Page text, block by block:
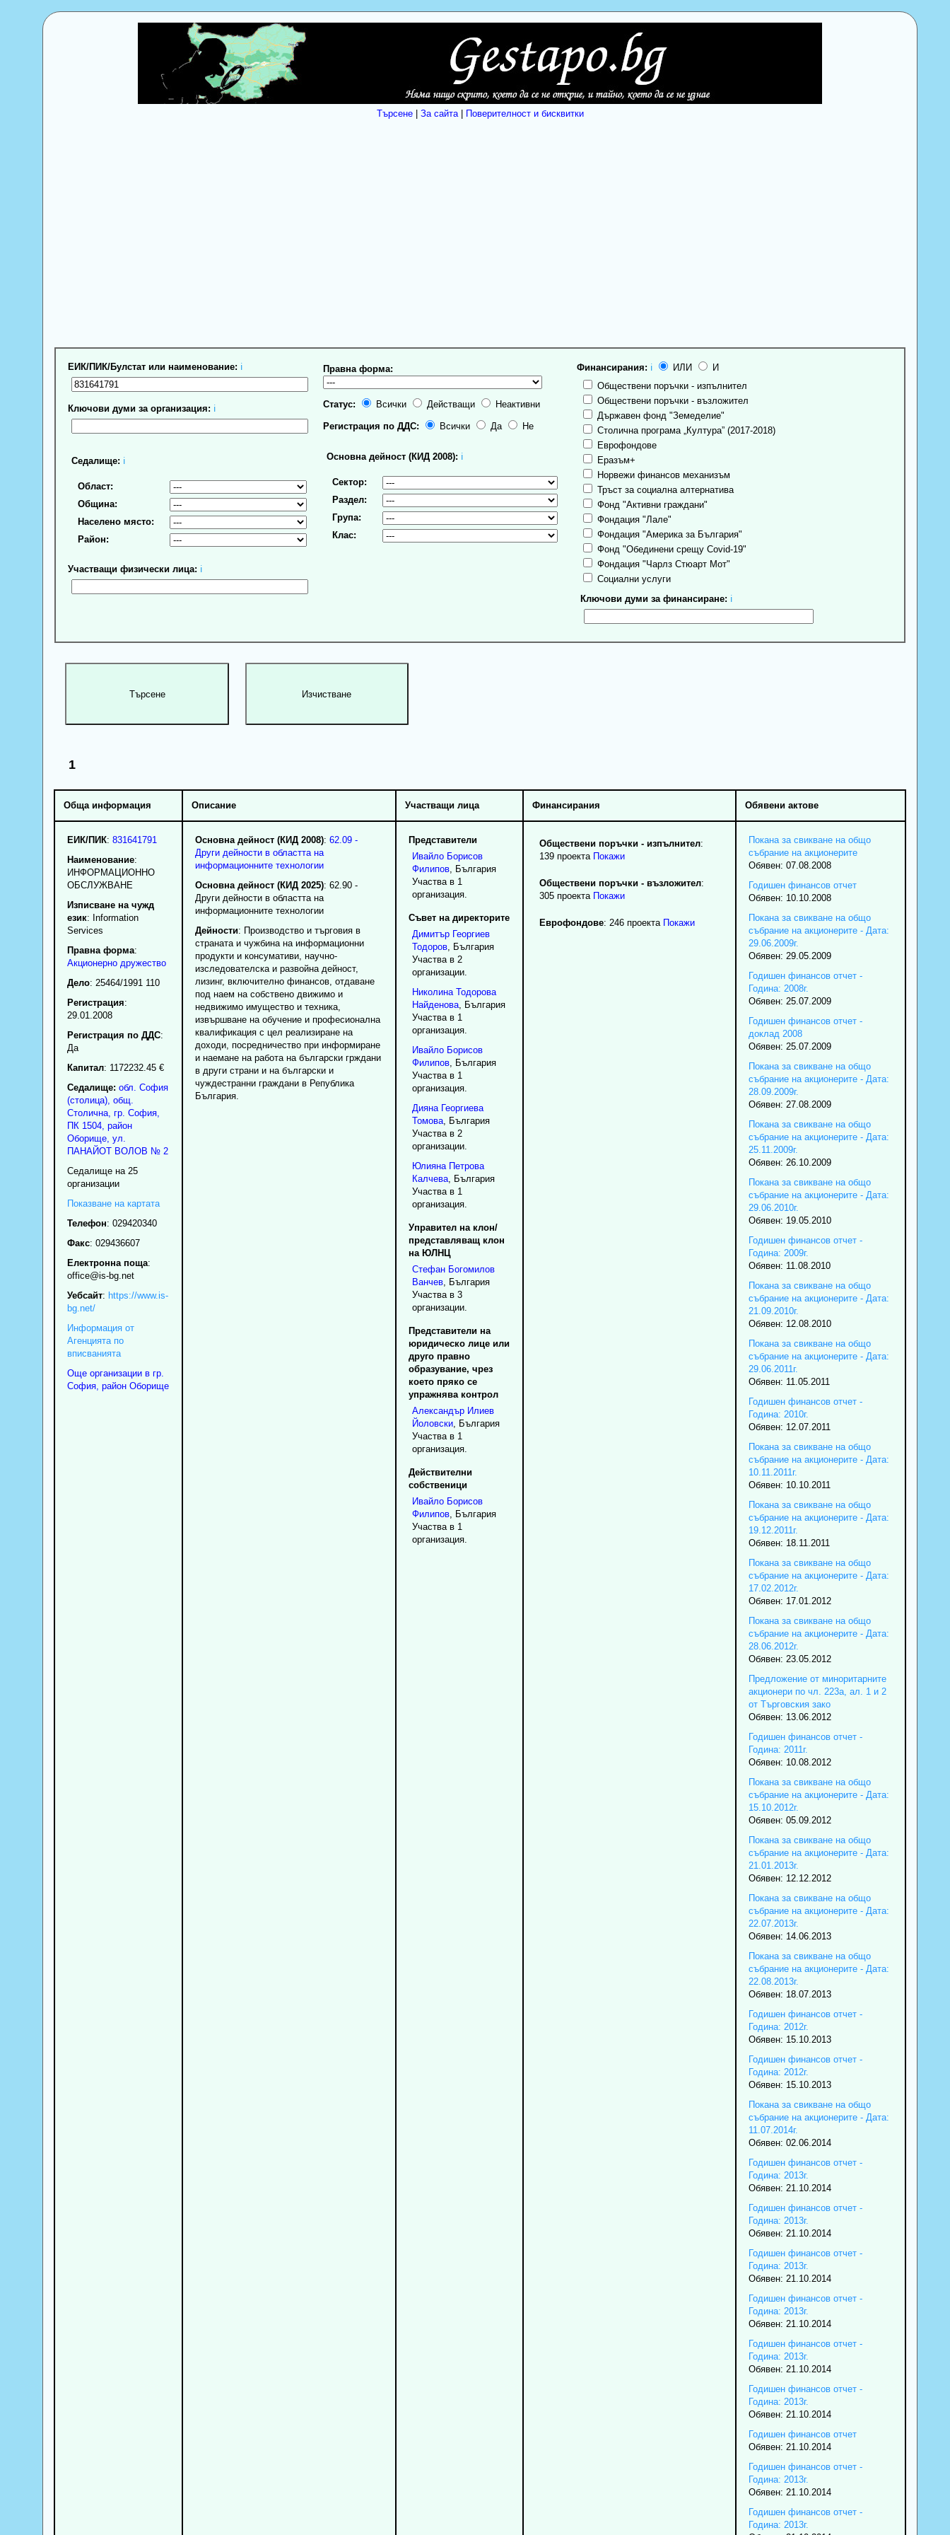
Търсене| За сайта| Поверителност и бисквитки
ЕИК/ПИК/Булстат или наименование: ℹ
Ключови думи за организация: ℹ
Седалище: ℹ
Област:
Община:
Населено място:
Район:
Участващи физически лица: ℹ
Правна форма:
Статус: Всички Действащи Неактивни
Регистрация по ДДС: Всички Да Не
Основна дейност (КИД 2008): ℹ
Сектор:
Раздел:
Група:
Клас:
Финансирания: ℹ ИЛИ
И
Обществени поръчки - изпълнител
Обществени поръчки - възложител
Държавен фонд "Земеделие"
Столична програма „Култура” (2017-2018)
Еврофондове
Еразъм+
Норвежи финансов механизъм
Тръст за социална алтернатива
Фонд "Активни граждани"
Фондация "Лале"
Фондация "Америка за България"
Фонд "Обединени срещу Covid-19"
Фондация "Чарлз Стюарт Мот"
Социални услуги
Ключови думи за финансиране: ℹ
1
Обща информация Описание Участващи лица Финансирания Обявени актове
ЕИК/ПИК: 831641791
Наименование:
ИНФОРМАЦИОННО
ОБСЛУЖВАНЕ
Изписване на чужд
език: Information
Services
Правна форма:
Акционерно дружество
Дело: 25464/1991 110
Регистрация:
29.01.2008
Регистрация по ДДС:
Да
Капитал: 1172232.45 €
Седалище: обл. София
(столица), общ.
Столична, гр. София,
ПК 1504, район
Оборище, ул.
ПАНАЙОТ ВОЛОВ № 2
Седалище на 25
организации
Показване на картата
Телефон: 029420340
Факс: 029436607
Електронна поща:
office@is-bg.net
Уебсайт: https://www.is-
bg.net/
Информация от
Агенцията по
вписванията
Още организации в гр.
София, район Оборище
Основна дейност (КИД 2008): 62.09 -
Други дейности в областта на
информационните технологии
Основна дейност (КИД 2025): 62.90 -
Други дейности в областта на
информационните технологии
Дейности: Производство и търговия в
страната и чужбина на информационни
продукти и консумативи, научно-
изследователска и развойна дейност,
лизинг, включително финансов, отдаване
под наем на собствено движимо и
недвижимо имущество и техника,
извършване на обучение и професионална
квалификация с цел реализиране на
доходи, посредничество при информиране
и наемане на работа на български грждани
в други страни и на български и
чуждестранни граждани в Република
България.
Представители
Ивайло Борисов
Филипов, България
Участва в 1
организация.
Съвет на директорите
Димитър Георгиев
Тодоров, България
Участва в 2
организации.
Николина Тодорова
Найденова, България
Участва в 1
организация.
Ивайло Борисов
Филипов, България
Участва в 1
организация.
Дияна Георгиева
Томова, България
Участва в 2
организации.
Юлияна Петрова
Калчева, България
Участва в 1
организация.
Управител на клон/
представляващ клон
на ЮЛНЦ
Стефан Богомилов
Ванчев, България
Участва в 3
организации.
Представители на
юридическо лице или
друго правно
образувание, чрез
което пряко се
упражнява контрол
Александър Илиев
Йоловски, България
Участва в 1
организация.
Действителни
собственици
Ивайло Борисов
Филипов, България
Участва в 1
организация.
Обществени поръчки - изпълнител:
139 проекта Покажи
Обществени поръчки - възложител:
305 проекта Покажи
Еврофондове: 246 проекта Покажи
Покана за свикване на общо
събрание на акционерите
Обявен: 07.08.2008
Годишен финансов отчет
Обявен: 10.10.2008
Покана за свикване на общо
събрание на акционерите - Дата:
29.06.2009г.
Обявен: 29.05.2009
Годишен финансов отчет -
Година: 2008г.
Обявен: 25.07.2009
Годишен финансов отчет -
доклад 2008
Обявен: 25.07.2009
Покана за свикване на общо
събрание на акционерите - Дата:
28.09.2009г.
Обявен: 27.08.2009
Покана за свикване на общо
събрание на акционерите - Дата:
25.11.2009г.
Обявен: 26.10.2009
Покана за свикване на общо
събрание на акционерите - Дата:
29.06.2010г.
Обявен: 19.05.2010
Годишен финансов отчет -
Година: 2009г.
Обявен: 11.08.2010
Покана за свикване на общо
събрание на акционерите - Дата:
21.09.2010г.
Обявен: 12.08.2010
Покана за свикване на общо
събрание на акционерите - Дата:
29.06.2011г.
Обявен: 11.05.2011
Годишен финансов отчет -
Година: 2010г.
Обявен: 12.07.2011
Покана за свикване на общо
събрание на акционерите - Дата:
10.11.2011г.
Обявен: 10.10.2011
Покана за свикване на общо
събрание на акционерите - Дата:
19.12.2011г.
Обявен: 18.11.2011
Покана за свикване на общо
събрание на акционерите - Дата:
17.02.2012г.
Обявен: 17.01.2012
Покана за свикване на общо
събрание на акционерите - Дата:
28.06.2012г.
Обявен: 23.05.2012
Предложение от миноритарните
акционери по чл. 223а, ал. 1 и 2
от Търговския зако
Обявен: 13.06.2012
Годишен финансов отчет -
Година: 2011г.
Обявен: 10.08.2012
Покана за свикване на общо
събрание на акционерите - Дата:
15.10.2012г.
Обявен: 05.09.2012
Покана за свикване на общо
събрание на акционерите - Дата:
21.01.2013г.
Обявен: 12.12.2012
Покана за свикване на общо
събрание на акционерите - Дата:
22.07.2013г.
Обявен: 14.06.2013
Покана за свикване на общо
събрание на акционерите - Дата:
22.08.2013г.
Обявен: 18.07.2013
Годишен финансов отчет -
Година: 2012г.
Обявен: 15.10.2013
Годишен финансов отчет -
Година: 2012г.
Обявен: 15.10.2013
Покана за свикване на общо
събрание на акционерите - Дата:
11.07.2014г.
Обявен: 02.06.2014
Годишен финансов отчет -
Година: 2013г.
Обявен: 21.10.2014
Годишен финансов отчет -
Година: 2013г.
Обявен: 21.10.2014
Годишен финансов отчет -
Година: 2013г.
Обявен: 21.10.2014
Годишен финансов отчет -
Година: 2013г.
Обявен: 21.10.2014
Годишен финансов отчет -
Година: 2013г.
Обявен: 21.10.2014
Годишен финансов отчет -
Година: 2013г.
Обявен: 21.10.2014
Годишен финансов отчет
Обявен: 21.10.2014
Годишен финансов отчет -
Година: 2013г.
Обявен: 21.10.2014
Годишен финансов отчет -
Година: 2013г.